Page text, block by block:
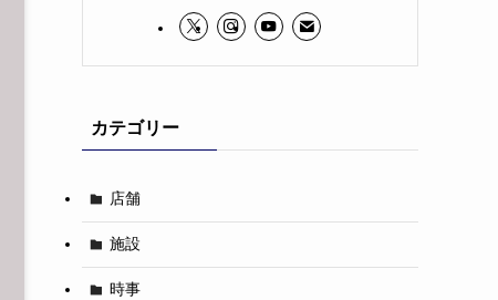
カテゴリー
店舗
施設
時事